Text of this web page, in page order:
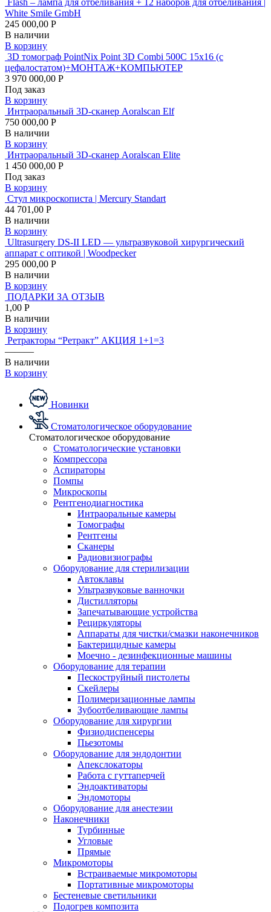
White Smile GmbH
245 000,00 Р
В наличии
В корзину
3D томограф PointNix Point 3D Combi 500C 15х16 (с
цефалостатом)+МОНТАЖ+КОМПЬЮТЕР
3 970 000,00 Р
Под заказ
В корзину
Интраоральный 3D-сканер Aoralscan Elf
750 000,00 Р
В наличии
В корзину
Интраоральный 3D-сканер Aoralscan Elite
1 450 000,00 Р
Под заказ
В корзину
Стул микроскописта | Mercury Standart
44 701,00 Р
В наличии
В корзину
Ultrasurgery DS-II LED — ультразвуковой хирургический
аппарат с оптикой | Woodpecker
295 000,00 Р
В наличии
В корзину
ПОДАРКИ ЗА ОТЗЫВ
1,00 Р
В наличии
В корзину
Ретракторы “Ретракт” АКЦИЯ 1+1=3
———
В наличии
В корзину
Новинки
Стоматологическое оборудование
Стоматологическое оборудование
Стоматологические установки
Компрессора
Аспираторы
Помпы
Микроскопы
Рентгенодиагностика
Интраоральные камеры
Томографы
Рентгены
Сканеры
Радиовизиографы
Оборудование для стерилизации
Автоклавы
Ультразвуковые ванночки
Дистилляторы
Запечатывающие устройства
Рециркуляторы
Аппараты для чистки/смазки наконечников
Бактерицидные камеры
Моечно - дезинфекционные машины
Оборудование для терапии
Пескоструйный пистолеты
Скейлеры
Полимеризационные лампы
Зубоотбеливающие лампы
Оборудование для хирургии
Физиодиспенсеры
Пьезотомы
Оборудование для эндодонтии
Апекслокаторы
Работа с гуттаперчей
Эндоактиваторы
Эндомоторы
Оборудование для анестезии
Наконечники
Турбинные
Угловые
Прямые
Микромоторы
Встраиваемые микромоторы
Портативные микромоторы
Бестеневые светильники
Подогрев композита